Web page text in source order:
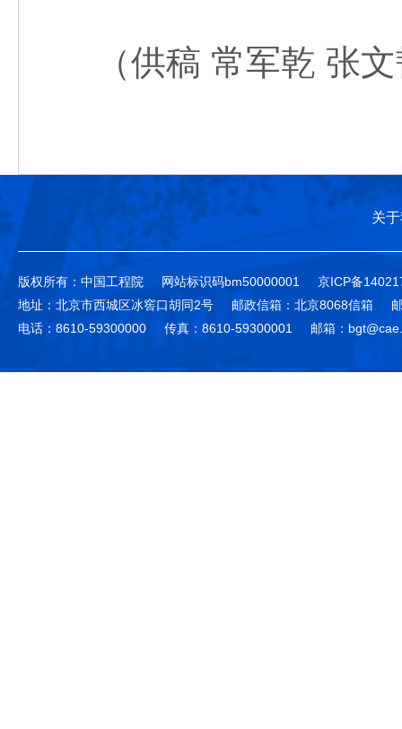
（供稿 常军乾 张文
关
版权所有：中国工程院 网站标识码bm50000001
京ICP备
地址：北京市西城区冰窖口胡同2号
邮政信箱：北京8068信箱
电话：8610-59300000
传真：8610-59300001 邮箱：